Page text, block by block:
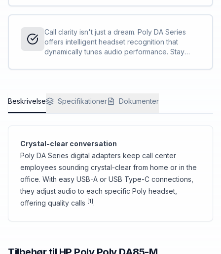
your new and legacy Poly headsets and
accessories <sup>[2]</sup>.
Call clarity isn't just a dream. Poly DA Series
offers intelligent headset recognition that
dynamically tunes audio performance. Stay
Beskrivelse Specifikationer Dokumenter
Crystal-clear conversation
Poly DA Series digital adapters keep call center
employees sounding crystal-clear from home or in the
office. With easy USB-A or USB Type-C️ connections,
they adjust audio to each specific Poly headset,
offering quality calls [1] .